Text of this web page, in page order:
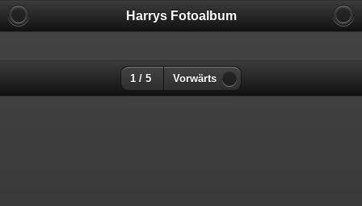
Harrys Fotoalbum
1 / 5 Vorwärts